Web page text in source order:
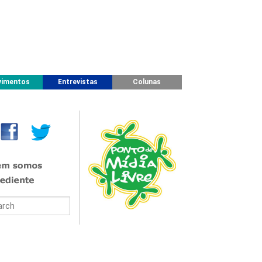
Entrevistas Colunas